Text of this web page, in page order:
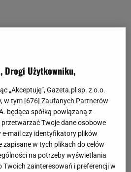
Drogi Użytkowniku,
„Akceptuję”, Gazeta.pl sp. z o.o.
w tym [676] Zaufanych Partnerów
będąca spółką powiązaną z
Twoje dane osobowe
e-mail czy identyfikatory plików
zapisane w tych plikach do celów
na potrzeby wyświetlania
Twoich zainteresowań i preferencji w